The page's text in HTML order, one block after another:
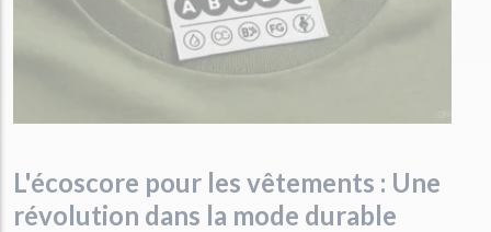
L'écoscore pour les vêtements : Une
révolution dans la mode durable